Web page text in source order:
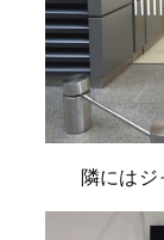
隣には